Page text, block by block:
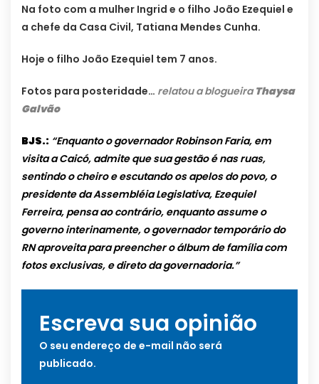
Na foto com a mulher Ingrid e o filho João Ezequiel e
a chefe da Casa Civil, Tatiana Mendes Cunha.
Hoje o filho João Ezequiel tem 7 anos.
Fotos para posteridade… relatou a blogueiraThaysa
Galvão
BJS.: “Enquanto o governador Robinson Faria, em
visita a Caicó, admite que sua gestão é nas ruas,
sentindo o cheiro e escutando os apelos do povo, o
presidente da Assembléia Legislativa, Ezequiel
Ferreira, pensa ao contrário, enquanto assume o
governo interinamente, o governador temporário do
RN aproveita para preencher o álbum de família com
fotos exclusivas, e direto da governadoria.”
Escreva sua opinião
O seu endereço de e-mail não será
publicado.